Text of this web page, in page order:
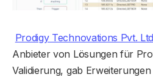
Prodigy Technovations Pvt. Ltd
Anbieter von Lösungen für
Validierung, gab